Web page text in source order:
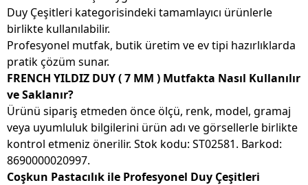
Duy Çeşitleri kategorisindeki tamamlayıcı ürünlerle
birlikte kullanılabilir.
Profesyonel mutfak, butik üretim ve ev tipi hazırlıklarda
pratik çözüm sunar.
FRENCH YILDIZ DUY ( 7 MM ) Mutfakta Nasıl Kullanılır
ve Saklanır?
Ürünü sipariş etmeden önce ölçü, renk, model, gramaj
veya uyumluluk bilgilerini ürün adı ve görsellerle birlikte
kontrol etmeniz önerilir. Stok kodu: ST02581. Barkod:
8690000020997.
Coşkun Pastacılık ile Profesyonel Duy Çeşitleri